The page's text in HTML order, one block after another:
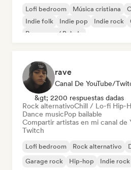
Lofi bedroom Música cristiana
Indie folk
Indie pop Indie rock
Pop suave / Balada
rave
Canal De YouTube/
&gt; 2200 respuestas dadas
Rock alternativoChill / Lo-fi Hip-
Dance musicPop bailable
Compartir artistas en mi canal de
Twitch
Lofi bedroom Rock alternativo
Garage rock
Hip-hop Indie rock